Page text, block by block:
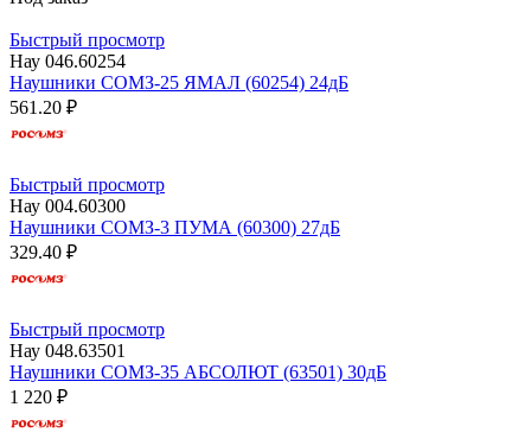
Быстрый просмотр
Нау 046.60254
Наушники СОМЗ-25 ЯМАЛ (60254) 24дБ
561.20 ₽
Быстрый просмотр
Нау 004.60300
Наушники СОМЗ-3 ПУМА (60300) 27дБ
329.40 ₽
Быстрый просмотр
Нау 048.63501
Наушники СОМЗ-35 АБСОЛЮТ (63501) 30дБ
1 220 ₽